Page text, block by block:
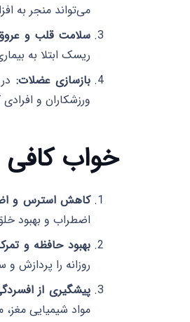
می‌تواند منجر به
سلامت قلب و
ریسک ابتلا به
بازسازی عضلات:
ورزشکاران و
خواب
کاهش استرس و
اضطراب و بهبود
بهبود حافظه و
روزانه را پردازش
پیشگیری از
مواد شیمیایی